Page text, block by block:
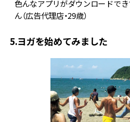
色んなアプリがダウンロードで
ん（広告代理店・29歳）
5.ヨガを始めてみました